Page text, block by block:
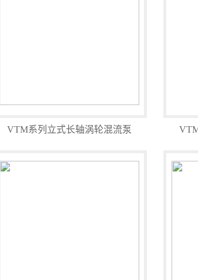
VTM系列立式长轴涡轮混流泵